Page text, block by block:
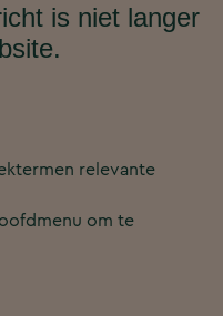
is niet langer
relevante
om te